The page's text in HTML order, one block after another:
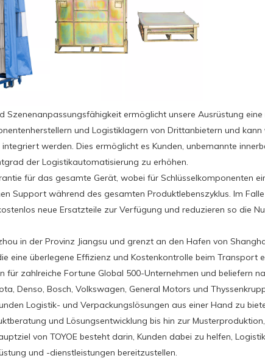
Szenenanpassungsfähigkeit ermöglicht unsere Ausrüstung
und Logistiklagern von Drittanbietern und
werden. Dies ermöglicht es Kunden, unbemannte
der Logistikautomatisierung zu erhöhen.
für das gesamte Gerät, wobei für Schlüsselkomponenten
Support während des gesamten Produktlebenszyklus. Im
neue Ersatzteile zur Verfügung und reduzieren so die
in der Provinz Jiangsu und grenzt an den Hafen von
eine überlegene Effizienz und Kostenkontrolle beim Transport
für zahlreiche Fortune Global 500-Unternehmen und beliefern
Denso, Bosch, Volkswagen, General Motors und
Logistik- und Verpackungslösungen aus einer Hand zu
und Lösungsentwicklung bis hin zur
von TOYOE besteht darin, Kunden dabei zu helfen,
und -dienstleistungen bereitzustellen.